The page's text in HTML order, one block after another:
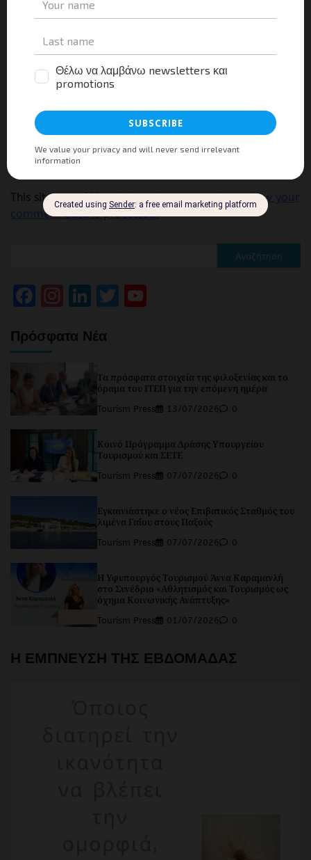
Facebook
X LinkedIn
Μοιραστείτε
Αφήστε μια απάντηση
Για να σχολιάσετε πρέπει να
This site uses Akismet to reduce spam.Learn how your
comment data is processed.
Αναζήτηση
Facebook
Instagram
LinkedIn
Twitter
Πρόσφατα Νέα
Τα πρόσφατα στοιχεία της φιλοξενίας και το
όραμα του ΙΤΕΠ για την επόμενη ημέρα
Tourism Press 13/07/2026 0
Κοινό Πρόγραμμα Δράσης Υπουργείου
Τουρισμού και ΣΕΤΕ
Tourism Press 07/07/2026 0
Εγκαινιάστηκε ο νέος Επιβατικός Σταθμός του
λιμένα Γαΐου στους Παξούς
Tourism Press 07/07/2026 0
Η Υφυπουργός Τουρισμού Άννα Καραμανλή
στο Συνέδριο «Αθλητισμός και Τουρισμός ως
όχημα Κοινωνικής Ανάπτυξης»
Tourism Press 01/07/2026 0
Η ΕΜΠΝΕΥΣΗ ΤΗΣ ΕΒΔΟΜΑΔΑΣ